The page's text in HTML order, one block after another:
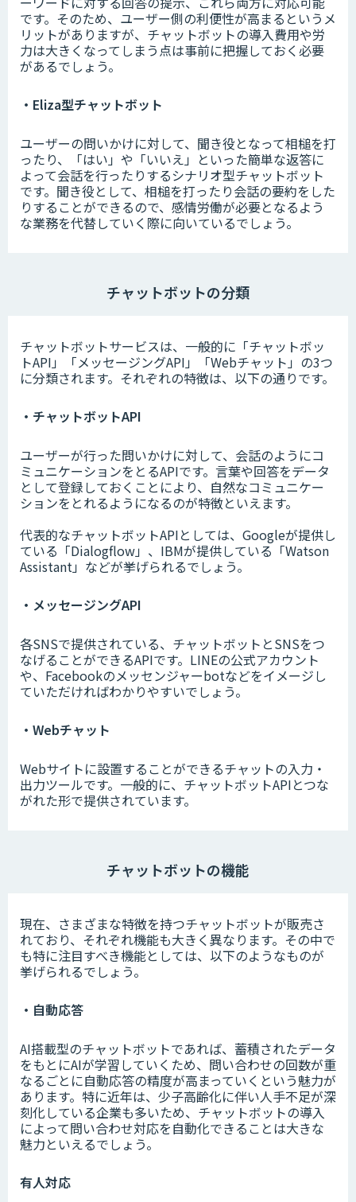
です。そのため、ユーザー側の利便性が高まるというメ
リットがありますが、チャットボットの導入費用や労
力は大きくなってしまう点は事前に把握しておく必要
があるでしょう。
・Eliza型チャットボット
ユーザーの問いかけに対して、聞き役となって相槌を打
ったり、「はい」や「いいえ」といった簡単な返答に
よって会話を行ったりするシナリオ型チャットボット
です。聞き役として、相槌を打ったり会話の要約をした
りすることができるので、感情労働が必要となるよう
な業務を代替していく際に向いているでしょう。
チャットボットの分類
チャットボットサービスは、一般的に「チャットボッ
トAPI」「メッセージングAPI」「Webチャット」の3つ
に分類されます。それぞれの特徴は、以下の通りです。
・チャットボットAPI
ユーザーが行った問いかけに対して、会話のようにコ
ミュニケーションをとるAPIです。言葉や回答をデータ
として登録しておくことにより、自然なコミュニケー
ションをとれるようになるのが特徴といえます。
代表的なチャットボットAPIとしては、Googleが提供し
ている「Dialogflow」、IBMが提供している「Watson
Assistant」などが挙げられるでしょう。
・メッセージングAPI
各SNSで提供されている、チャットボットとSNSをつ
なげることができるAPIです。LINEの公式アカウント
や、Facebookのメッセンジャーbotなどをイメージし
ていただければわかりやすいでしょう。
・Webチャット
Webサイトに設置することができるチャットの入力・
出力ツールです。一般的に、チャットボットAPIとつな
がれた形で提供されています。
チャットボットの機能
現在、さまざまな特徴を持つチャットボットが販売さ
れており、それぞれ機能も大きく異なります。その中で
も特に注目すべき機能としては、以下のようなものが
挙げられるでしょう。
・自動応答
AI搭載型のチャットボットであれば、蓄積されたデータ
をもとにAIが学習していくため、問い合わせの回数が重
なるごとに自動応答の精度が高まっていくという魅力が
あります。特に近年は、少子高齢化に伴い人手不足が深
刻化している企業も多いため、チャットボットの導入
によって問い合わせ対応を自動化できることは大きな
魅力といえるでしょう。
有人対応